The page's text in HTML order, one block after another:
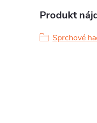
Produkt
Sprchové